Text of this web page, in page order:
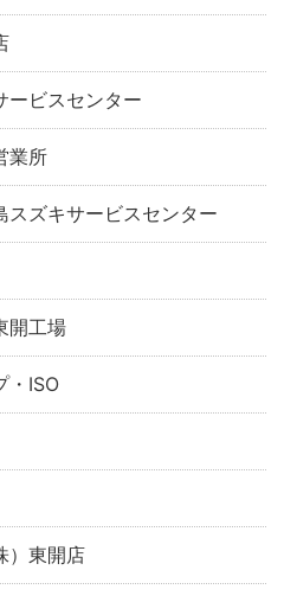
ービスセンター
業所
スズキサービスセンター
開工場
・ISO
）東開店